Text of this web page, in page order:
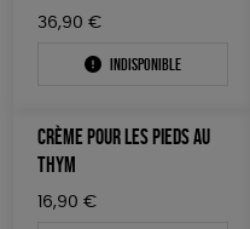
36,90 €
Indisponible
CRÈME POUR LES PIEDS AU
THYM
16,90 €